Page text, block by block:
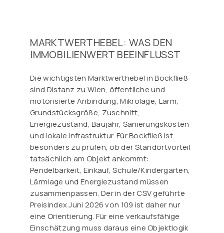
MARKTWERTHEBEL: WAS DEN
IMMOBILIENWERT BEEINFLUSST
Die wichtigsten Marktwerthebel in Bockfließ
sind Distanz zu Wien, öffentliche und
motorisierte Anbindung, Mikrolage, Lärm,
Grundstücksgröße, Zuschnitt,
Energiezustand, Baujahr, Sanierungskosten
und lokale Infrastruktur. Für Bockfließ ist
besonders zu prüfen, ob der Standortvorteil
tatsächlich am Objekt ankommt:
Pendelbarkeit, Einkauf, Schule/Kindergarten,
Lärmlage und Energiezustand müssen
zusammenpassen. Der in der CSV geführte
Preisindex Juni 2026 von 109 ist daher nur
eine Orientierung. Für eine verkaufsfähige
Einschätzung muss daraus eine Objektlogik